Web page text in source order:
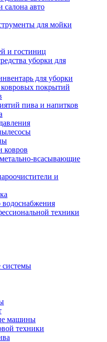
салона авто
для мойки
и гостиниц
уборки для
для уборки
ковровых покрытий
пива и напитков
ковров
всасывающие
и
техники
системы
машины
техники